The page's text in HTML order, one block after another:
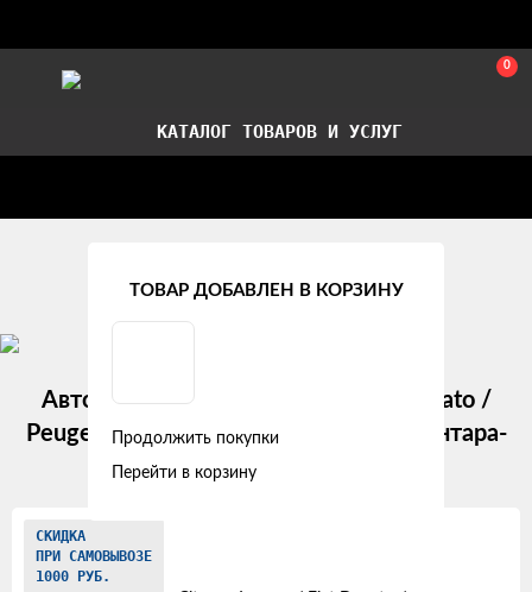
0
КАТАЛОГ ТОВАРОВ И УСЛУГ
Авточехлы Citroen Jumper / Fiat Ducato /
Peugeot Boxer "Двойной ромб" алькантара-
экокожа, красный
Изображения
товаров
СКИДКА
ПРИ САМОВЫВОЗЕ
1000 РУБ.
ТОВАР ДОБАВЛЕН В КОРЗИНУ
Продолжить покупки
Перейти в корзину